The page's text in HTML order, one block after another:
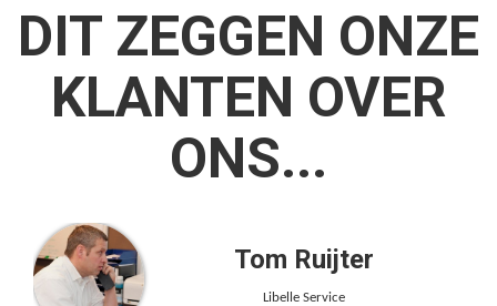
DIT ZEGGEN ONZE
KLANTEN OVER
ONS...
Tom Ruijter
Libelle Service